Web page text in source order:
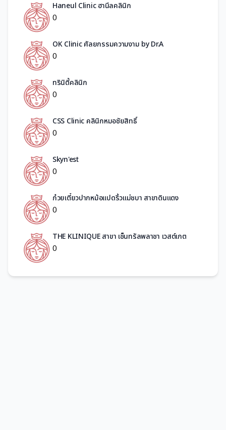
Haneul Clinic ฮานึลคลินิก
0
OK Clinic ศัลยกรรมความงาม by Dr.A
0
ทรินิตี้คลินิก
0
CSS Clinic คลินิกหมอชัยสิทธิ์
0
Skyn'est
0
ก๋วยเตี๋ยวปากหม้อแปดริ้วแม่ชบา สาขาดินแดง
0
THE KLINIQUE สาขา เซ็นทรัลพลาซา เวสต์เกต
0